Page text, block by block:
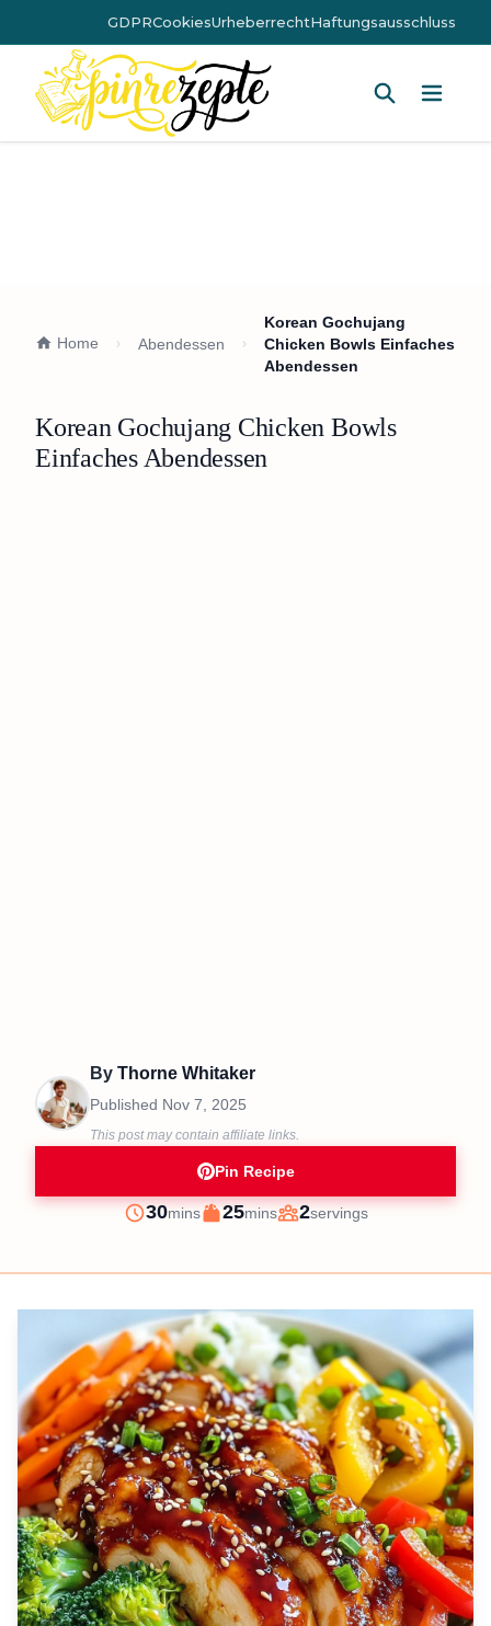
GDPRCookiesUrheberrechtHaftungsausschluss
Home Abendessen
Korean Gochujang
Chicken Bowls Einfaches
Abendessen
Korean Gochujang Chicken Bowls
Einfaches Abendessen
By Thorne Whitaker
Published Nov 7, 2025
This post may contain affiliate links.
Pin Recipe
Prep
30minutes
mins
Cook
25minutes
mins
Servings
2servings